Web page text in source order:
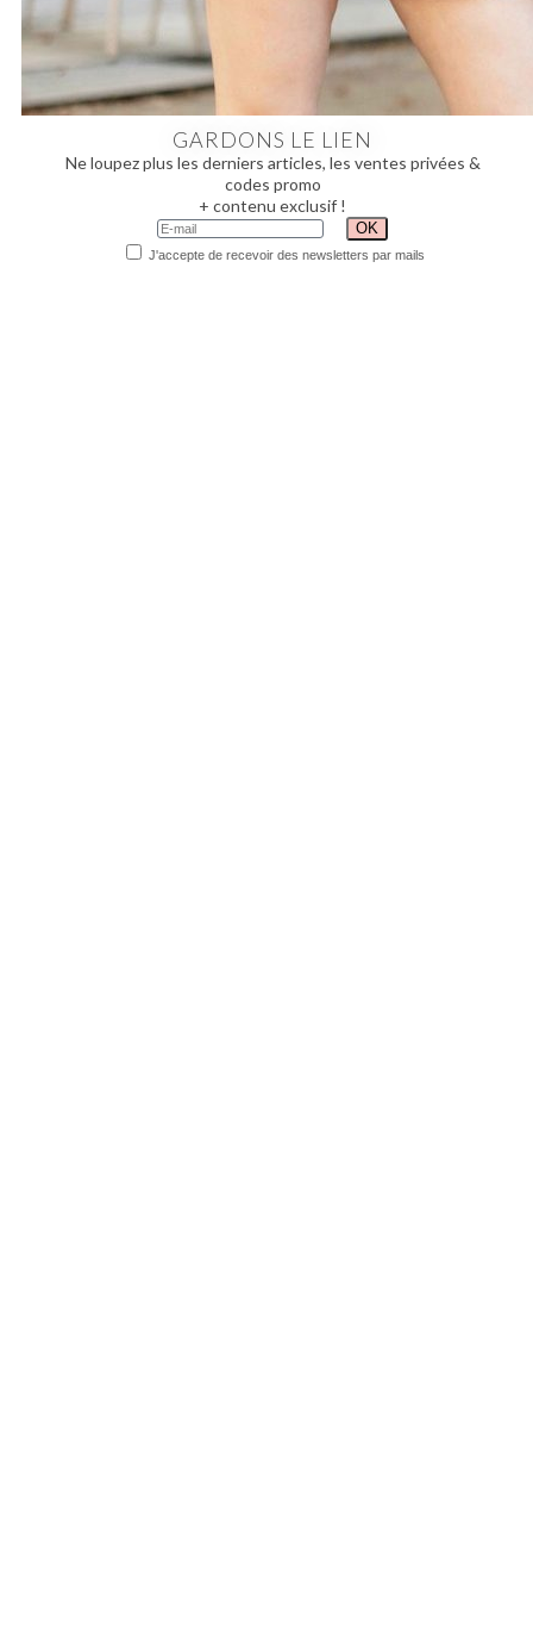
GARDONS LE LIEN
Ne loupez plus les derniers articles, les ventes privées &
codes promo
+ contenu exclusif !
J'accepte de recevoir des newsletters par mails